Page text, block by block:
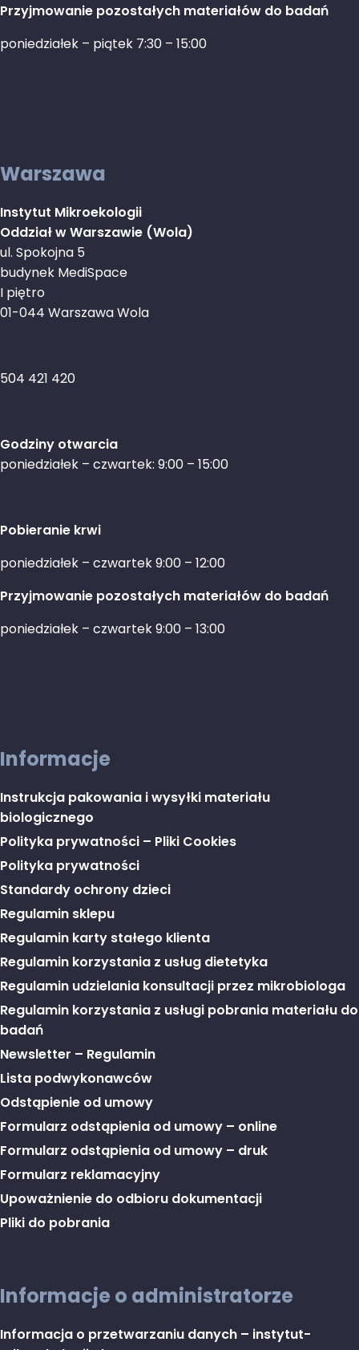
Przyjmowanie pozostałych materiałów do badań
poniedziałek – piątek 7:30 – 15:00
Warszawa
Instytut Mikroekologii
Oddział w Warszawie (Wola)
ul. Spokojna 5
budynek MediSpace
I piętro
01-044 Warszawa Wola
504 421 420
Godziny otwarcia
poniedziałek – czwartek: 9:00 – 15:00
Pobieranie krwi
poniedziałek – czwartek 9:00 – 12:00
Przyjmowanie pozostałych materiałów do badań
poniedziałek – czwartek 9:00 – 13:00
Informacje
Instrukcja pakowania i wysyłki materiału
biologicznego
Polityka prywatności – Pliki Cookies
Polityka prywatności
Standardy ochrony dzieci
Regulamin sklepu
Regulamin karty stałego klienta
Regulamin korzystania z usług dietetyka
Regulamin udzielania konsultacji przez mikrobiologa
Regulamin korzystania z usługi pobrania materiału do
badań
Newsletter – Regulamin
Lista podwykonawców
Odstąpienie od umowy
Formularz odstąpienia od umowy – online
Formularz odstąpienia od umowy – druk
Formularz reklamacyjny
Upoważnienie do odbioru dokumentacji
Pliki do pobrania
Informacje o administratorze
Informacja o przetwarzaniu danych – instytut-